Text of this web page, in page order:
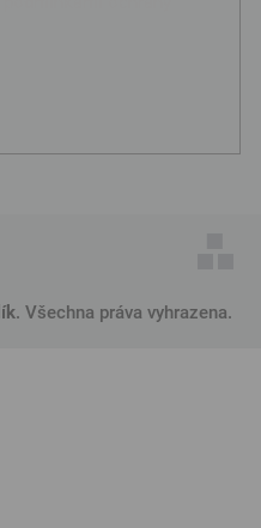
. Všechna práva vyhrazena.